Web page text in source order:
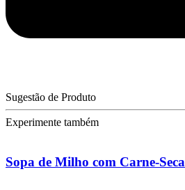
Sugestão de Produto
Experimente também
Sopa de Milho com Carne-Seca